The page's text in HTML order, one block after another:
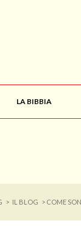
LA BIBBIA
> IL BLOG > COME